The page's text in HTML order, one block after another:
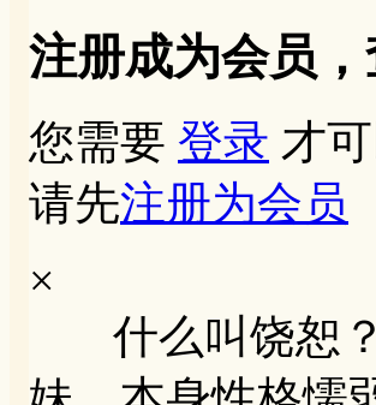
注册成为会员
您需要 登录 才
请先注册为会员
×
什么叫饶恕？